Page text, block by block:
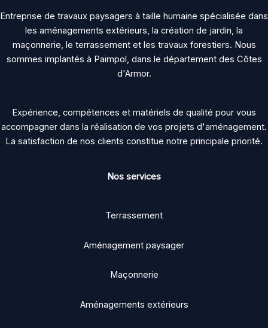
Entreprise de travaux paysagers à taille humaine spécialisée dans
les aménagements extérieurs, la création de jardin, la
maçonnerie, le terrassement et les travaux forestiers. Nous
sommes implantés à Paimpol, dans le département des Côtes
d'Armor.
Expérience, compétences et matériels de qualité pour vous
accompagner dans la réalisation de vos projets d'aménagement.
La satisfaction de nos clients constitue notre principale priorité.
Nos services
Terrassement
Aménagement paysager
Maçonnerie
Aménagements extérieurs